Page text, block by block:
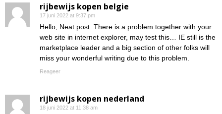
rijbewijs kopen belgie
17 juni 2022 at 9:37 pm
Hello, Neat post. There is a problem together with your
web site in internet explorer, may test this… IE still is the
marketplace leader and a big section of other folks will
miss your wonderful writing due to this problem.
Reageer
rijbewijs kopen nederland
18 juni 2022 at 11:38 am